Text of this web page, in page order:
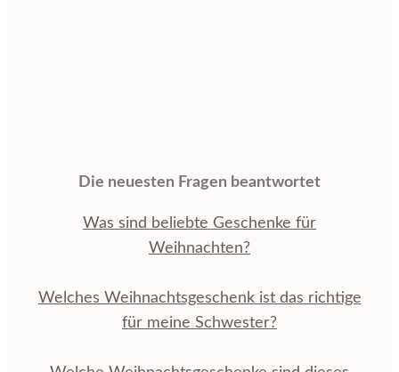
Die neuesten Fragen beantwortet
Was sind beliebte Geschenke für
Weihnachten?
Welches Weihnachtsgeschenk ist das richtige
für meine Schwester?